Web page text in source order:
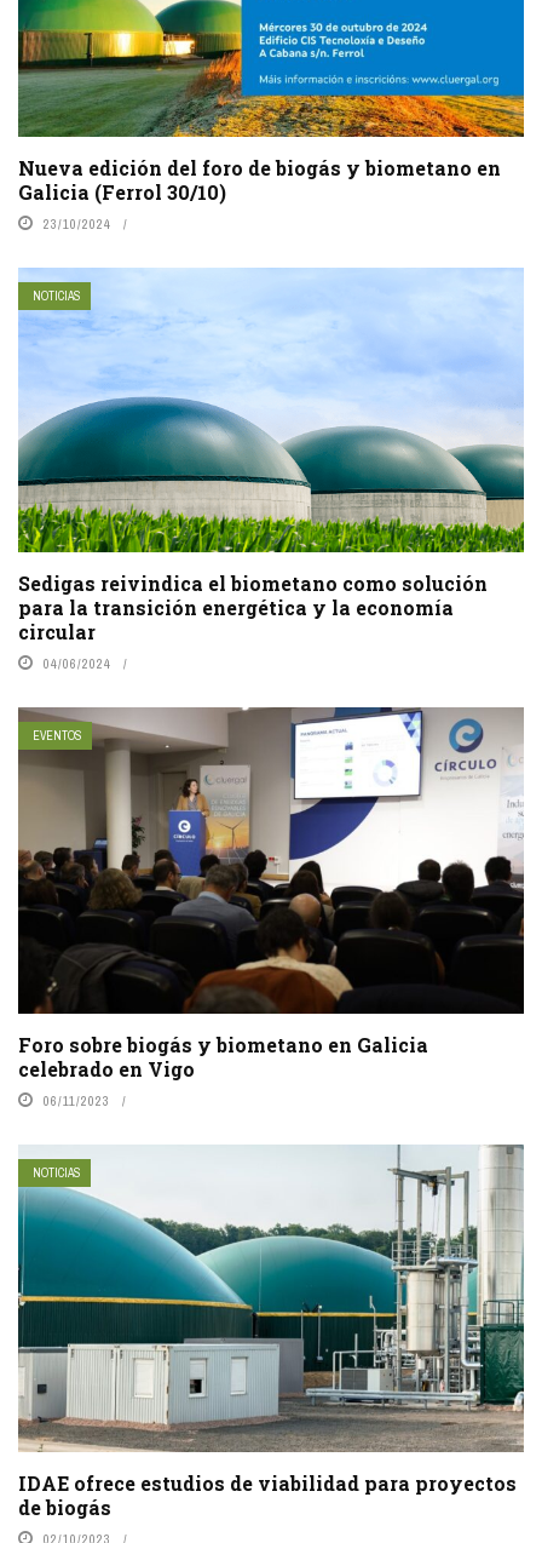
Nueva edición del foro de biogás y biometano en
Galicia (Ferrol 30/10)
23/10/2024
NOTICIAS
Sedigas reivindica el biometano como solución
para la transición energética y la economía
circular
04/06/2024
EVENTOS
Foro sobre biogás y biometano en Galicia
celebrado en Vigo
06/11/2023
NOTICIAS
IDAE ofrece estudios de viabilidad para proyectos
de biogás
02/10/2023